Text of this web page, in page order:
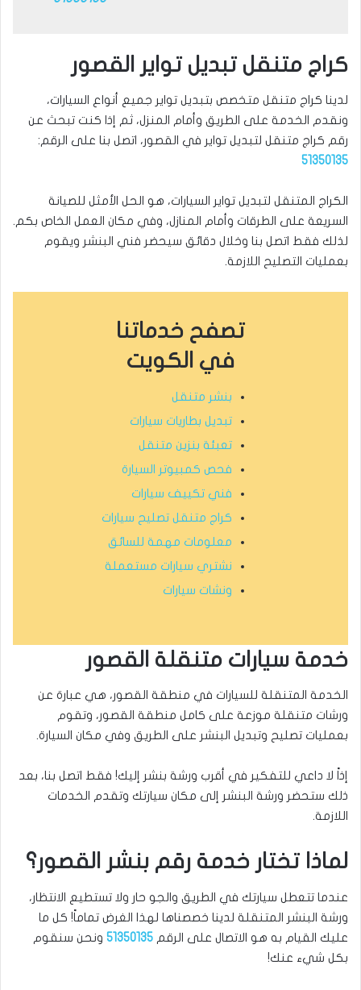
كراج متنقل تبديل تواير القصور
لدينا كراج متنقل متخصص بتبديل تواير جميع أنواع السيارات،
ونقدم الخدمة على الطريق وأمام المنزل، ثم إذا كنت تبحث عن
رقم كراج متنقل لتبديل تواير في القصور، اتصل بنا على الرقم:
51350135
الكراج المتنقل لتبديل تواير السيارات، هو الحل الأمثل للصيانة
السريعة على الطرقات وأمام المنازل، وفي مكان العمل الخاص بكم.
لذلك فقط اتصل بنا وخلال دقائق سيحضر فني البنشر ويقوم
بعمليات التصليح اللازمة.
تصفح خدماتنا
في الكويت
بنشر متنقل
تبديل بطاريات سيارات
تعبئة بنزين متنقل
فحص كمبيوتر السيارة
فني تكييف سيارات
كراج متنقل تصليح سيارات
معلومات مهمة للسائق
نشتري سيارات مستعملة
ونشات سيارات
خدمة سيارات متنقلة القصور
الخدمة المتنقلة للسيارات في منطقة القصور، هي عبارة عن
ورشات متنقلة موزعة على كامل منطقة القصور، وتقوم
بعمليات تصليح وتبديل البنشر على الطريق وفي مكان السيارة.
إذاً لا داعي للتفكير في أقرب ورشة بنشر إليك! فقط اتصل بنا، بعد
ذلك ستحضر ورشة البنشر إلى مكان سيارتك وتقدم الخدمات
اللازمة.
لماذا تختار خدمة رقم بنشر القصور؟
عندما تتعطل سيارتك في الطريق والجو حار ولا تستطيع الانتظار،
ورشة البنشر المتنقلة لدينا خصصناها لهذا الغرض تماماً! كل ما
عليك القيام به هو الاتصال على الرقم 51350135 ونحن سنقوم
بكل شيء عنك!